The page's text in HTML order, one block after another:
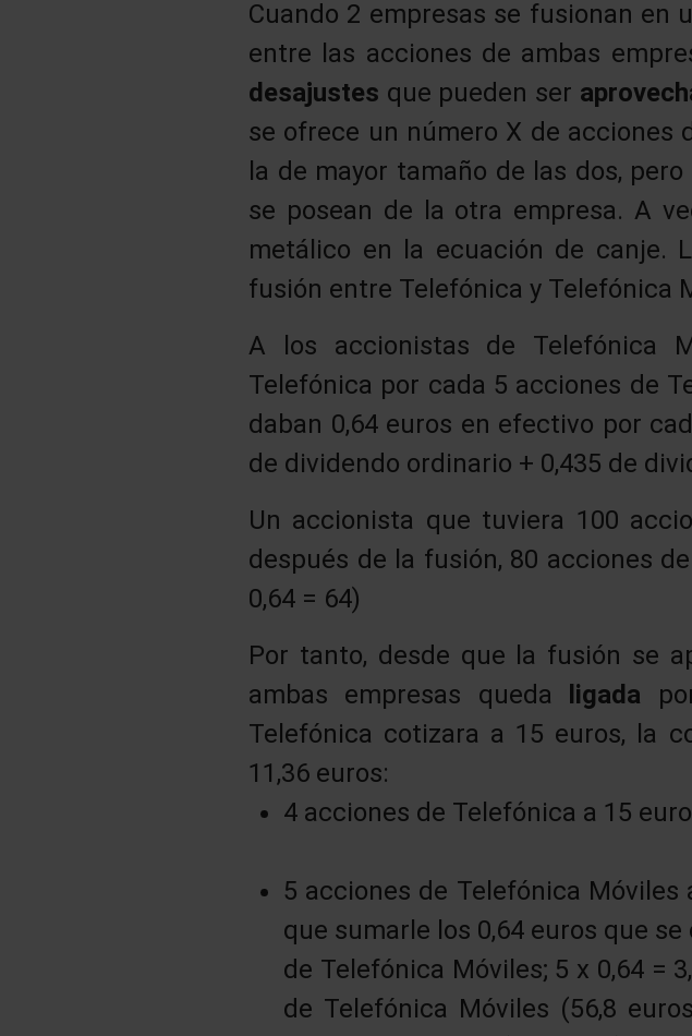
Cuando 2 empresas se fusionan en
entre las acciones de ambas
desajustes que pueden ser
se ofrece un número X de acciones
la de mayor tamaño de las dos,
se posean de la otra empresa. A
metálico en la ecuación de canje.
fusión entre Telefónica y Telefónica
A los accionistas de Telefónica
Telefónica por cada 5 acciones de
daban 0,64 euros en efectivo por
de dividendo ordinario + 0,435 de
Un accionista que tuviera 100
después de la fusión, 80 acciones
0,64 = 64)
Por tanto, desde que la fusión se
ambas empresas queda ligada
Telefónica cotizara a 15 euros, la
11,36 euros:
4 acciones de Telefónica a 15
5 acciones de Telefónica Móviles
que sumarle los 0,64 euros que
de Telefónica Móviles; 5 x 0,64 =
de Telefónica Móviles (56,8